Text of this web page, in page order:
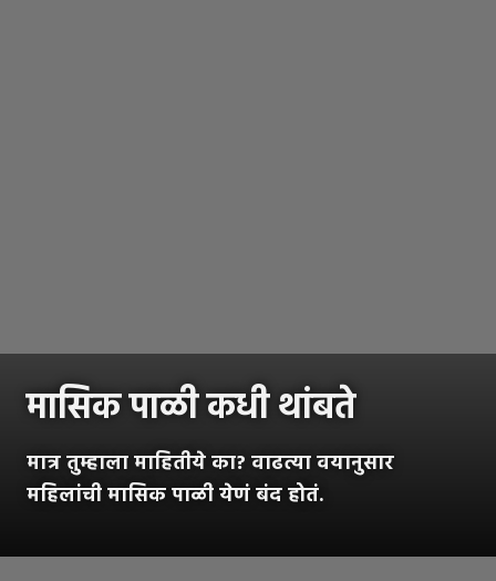
मासिक पाळी कधी थांबते
मात्र तुम्हाला माहितीये का? वाढत्या वयानुसार
महिलांची मासिक पाळी येणं बंद होतं.